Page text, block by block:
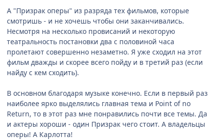
А "Призрак оперы" из разряда тех фильмов, которые
смотришь - и не хочешь чтобы они заканчивались.
Несмотря на несколько провисаний и некоторую
театральность постановки два с половиной часа
пролетают совершенно незаметно. Я уже сходил на этот
фильм дважды и скорее всего пойду и в третий раз (если
найду с кем сходить).
В основном благодаря музыке конечно. Если в первый раз
наиболее ярко выделялись главная тема и Point of no
Return, то в этот раз мне понравились почти все темы. Да
и актеры хороши - один Призрак чего стоит. А владельцы
оперы! А Карлотта!